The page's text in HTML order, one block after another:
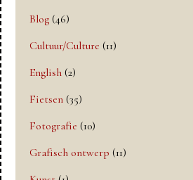
Blog (46)
Cultuur/Culture (11)
English (2)
Fietsen (35)
Fotografie (10)
Grafisch ontwerp (11)